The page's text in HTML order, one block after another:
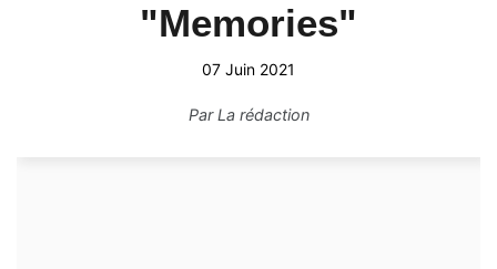
"Memories"
07 Juin 2021
ParLa rédaction